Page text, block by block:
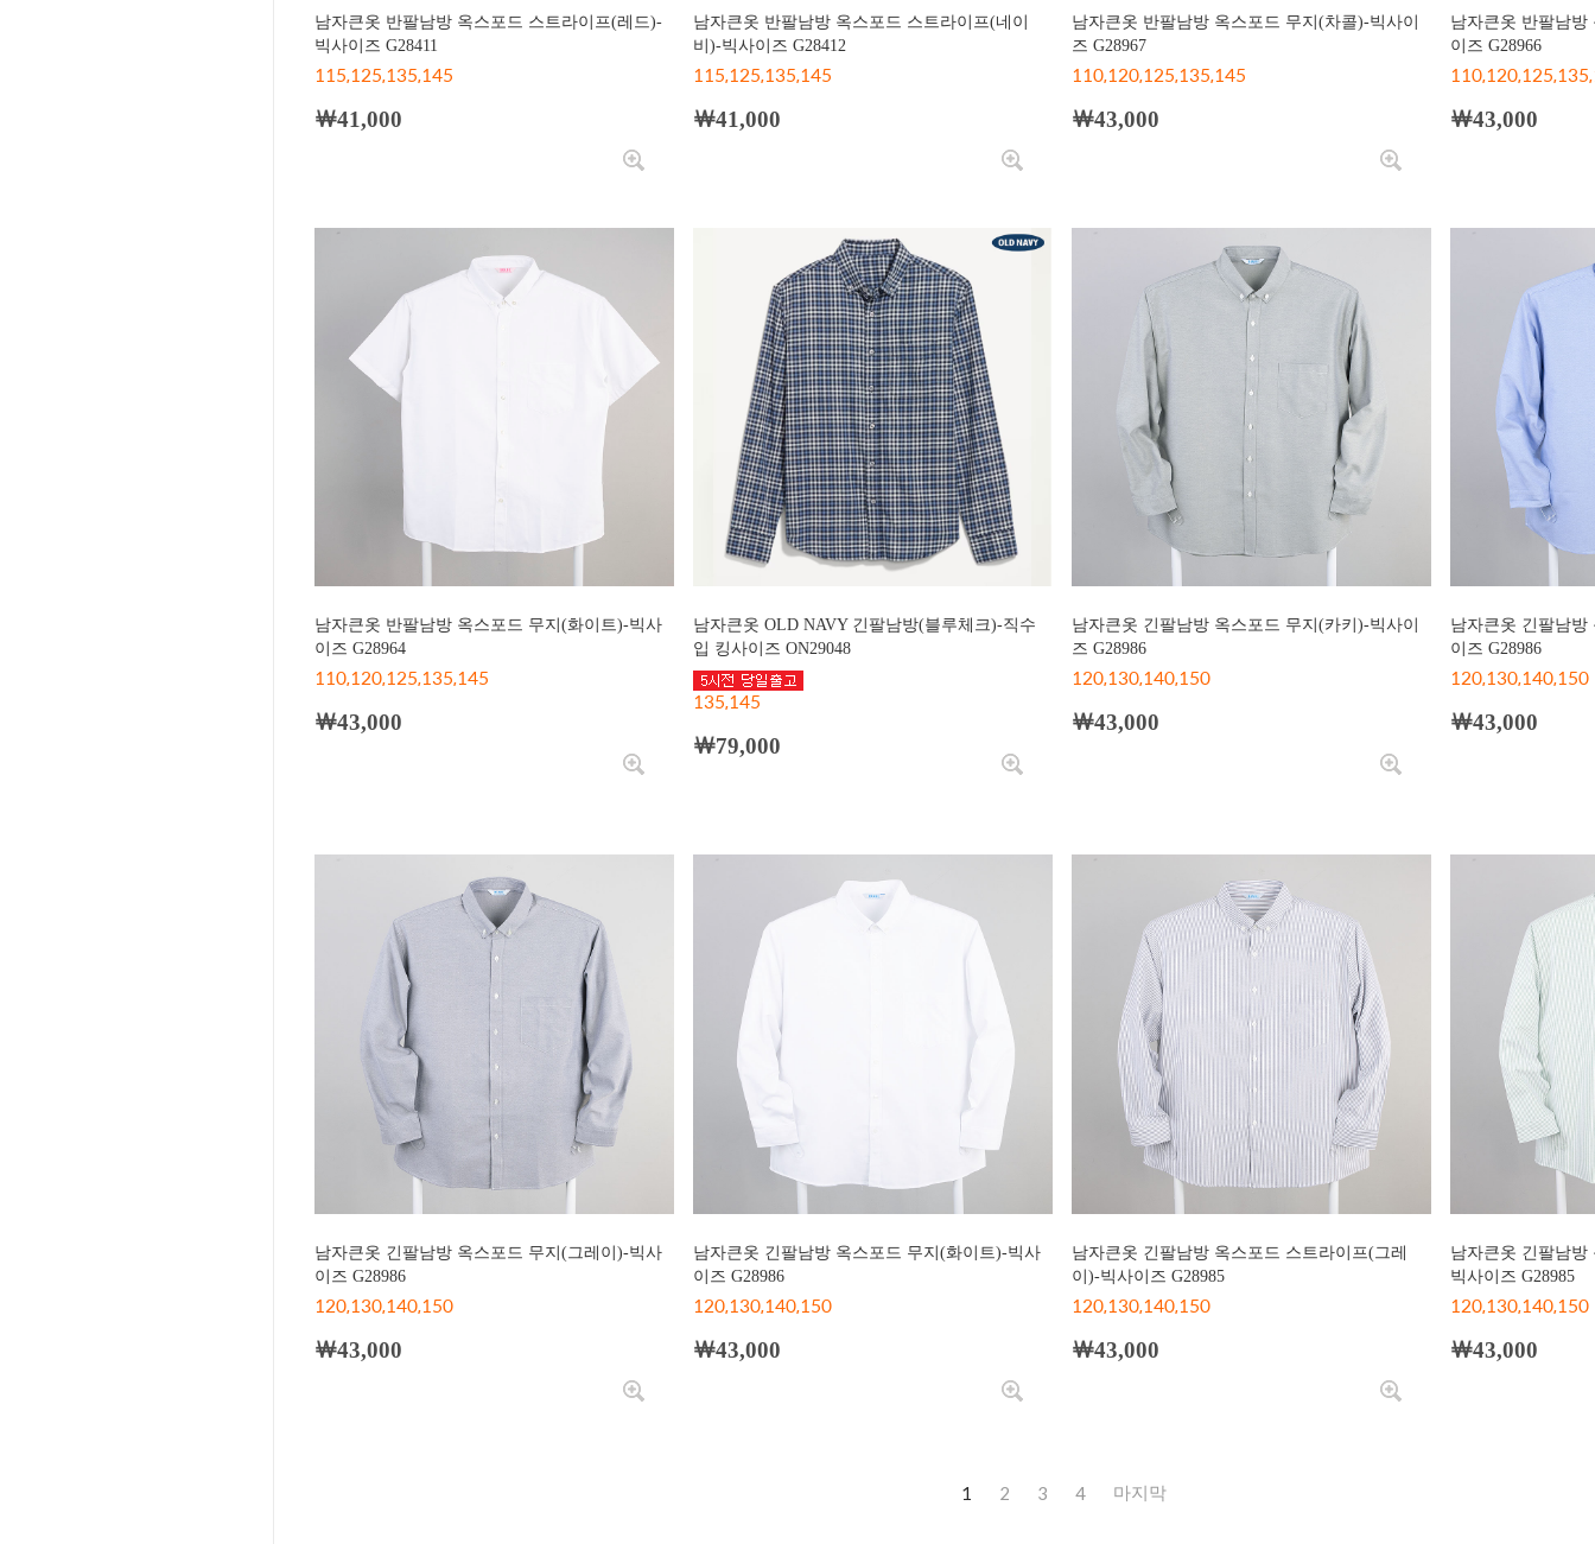
남자큰옷 반팔남방 옥스포드 스트라이프(레드)-
빅사이즈 G28411
115,125,135,145
￦41,000
남자큰옷 반팔남방 옥스포드 스트라이프(네이
비)-빅사이즈 G28412
115,125,135,145
￦41,000
남자큰옷 반팔남방 옥스포드 무지(차콜)-빅사이
즈 G28967
110,120,125,135,145
￦43,000
남자큰옷 반팔남방
이즈 G28966
￦43,000
남자큰옷 반팔남방 옥스포드 무지(화이트)-빅사
이즈 G28964
110,120,125,135,145
￦43,000
남자큰옷 OLD NAVY 긴팔남방(블루체크)-직수
입 킹사이즈 ON29048
135,145
￦79,000
남자큰옷 긴팔남방 옥스포드 무지(카키)-빅사이
즈 G28986
120,130,140,150
￦43,000
남자큰옷 긴팔남방
이즈 G28986
120,130,140,150
￦43,000
남자큰옷 긴팔남방 옥스포드 무지(그레이)-빅사
이즈 G28986
120,130,140,150
￦43,000
남자큰옷 긴팔남방 옥스포드 무지(화이트)-빅사
이즈 G28986
120,130,140,150
￦43,000
남자큰옷 긴팔남방 옥스포드 스트라이프(그레
이)-빅사이즈 G28985
120,130,140,150
￦43,000
남자큰옷 긴팔남방
빅사이즈 G28985
120,130,140,150
￦43,000
1 2 3 4